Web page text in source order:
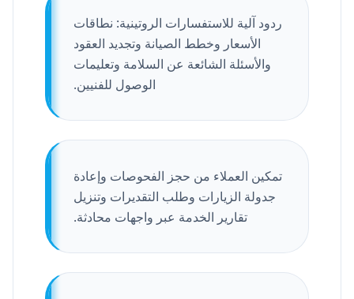
ردود آلية للاستفسارات الروتينية: نطاقات
الأسعار وخطط الصيانة وتجديد العقود
والأسئلة الشائعة عن السلامة وتعليمات
الوصول للفنيين.
تمكين العملاء من حجز الفحوصات وإعادة
جدولة الزيارات وطلب التقديرات وتنزيل
تقارير الخدمة عبر واجهات محادثة.